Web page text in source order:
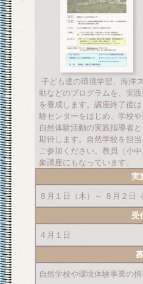
子ども達の環境学習、海洋
動などのプログラムを、実
を養成します。講座終了後
験センターをはじめ、学校
自然体験活動の実践指導者
期待します。自然学校を担
ご参加ください。教員（小
象講座にもなっています。
実
８月１日（木）～ ８月２日
受
４月１日
自然学校や環境体験事業の